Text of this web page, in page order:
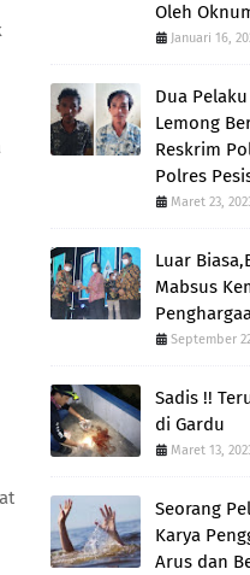
Oleh
Januari 16,
Dua
Lemong
Reskrim
Polres
Maret 23,
Luar
Mabsus
September
Sadis !!
di Gardu
Maret 13,
Seorang
Karya
Arus dan